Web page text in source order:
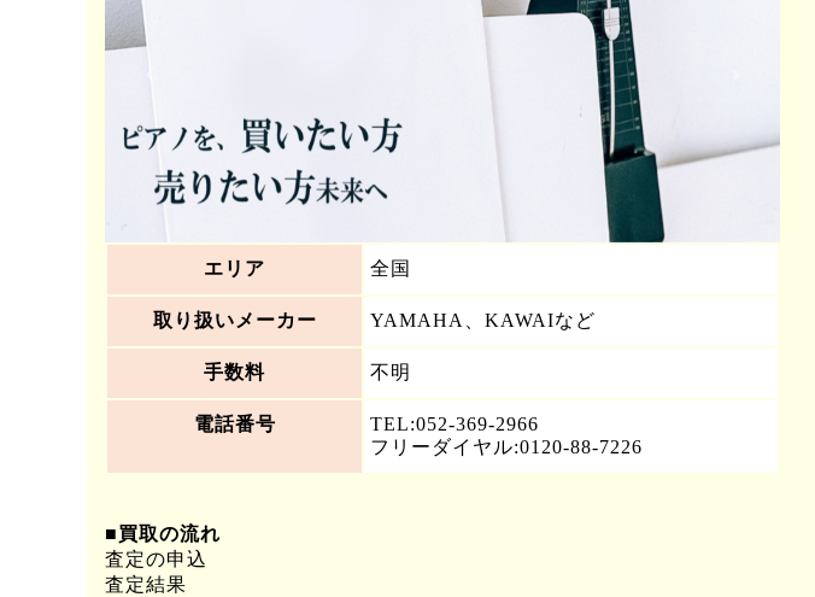
エリア 全国
取り扱いメーカー YAMAHA、KAWAIなど
手数料 不明
電話番号
TEL:052-369-2966
フリーダイヤル:0120-88-7226
■買取の流れ
査定の申込
査定結果